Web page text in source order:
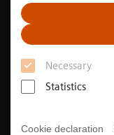
Necessary
Statistics
Cookie declaration